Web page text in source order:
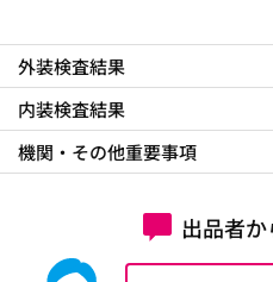
外装検査結果
内装検査結果
機関・その他重要事項
出品者